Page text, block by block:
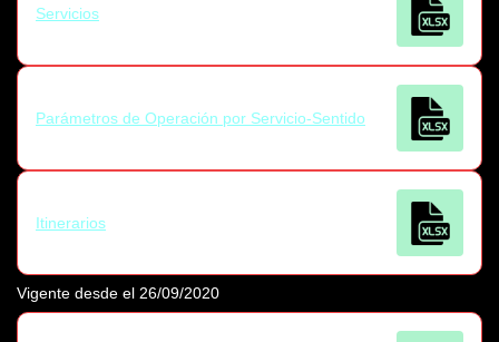
Servicios
Parámetros de Operación por Servicio-Sentido
Itinerarios
Vigente desde el 26/09/2020